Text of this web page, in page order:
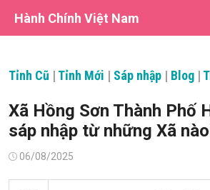
Hành Chính Việt Nam
Tỉnh Cũ | Tỉnh Mới | Sáp nhập | Blog |
Xã Hồng Sơn Thành Phố
sáp nhập từ những Xã
Đăng06/08/2025